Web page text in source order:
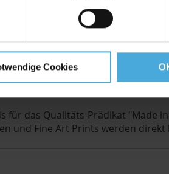
Cookies
Eigenschaften. Der
Alphazellulose,
besticht durch brillante Farben,
das Qualitäts-Prädikat "Made
und Fine Art Prints werden